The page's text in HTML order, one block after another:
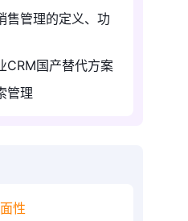
售管理的定义、功
CRM国产替代方案
管理
性